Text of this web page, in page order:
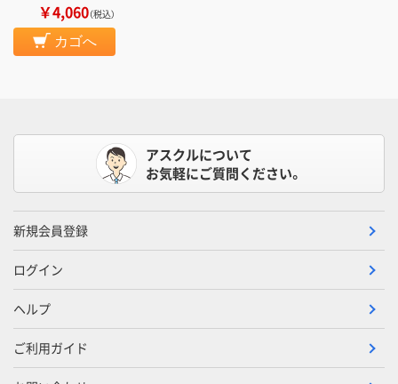
￥4,060（税込）
カゴへ
アスクルについて
お気軽にご質問ください。
新規会員登録
ログイン
ヘルプ
ご利用ガイド